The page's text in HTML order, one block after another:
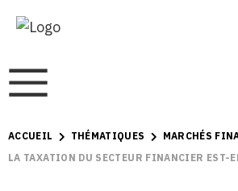
ACCUEIL THÉMATIQUES
MARCHÉS
LA TAXATION DU SECTEUR FINANCIER EST-